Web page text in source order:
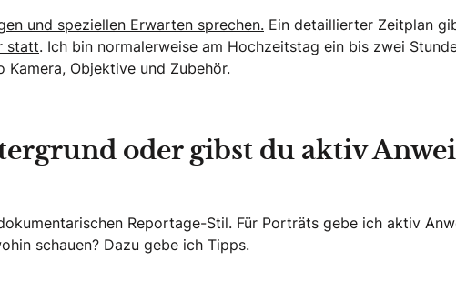
und speziellen Erwarten sprechen. Ein detaillierter Zeitplan
statt. Ich bin normalerweise am Hochzeitstag ein bis zwei
Kamera, Objektive und Zubehör.
oder gibst du aktiv
Reportage-Stil. Für Porträts gebe ich aktiv
schauen? Dazu gebe ich Tipps.